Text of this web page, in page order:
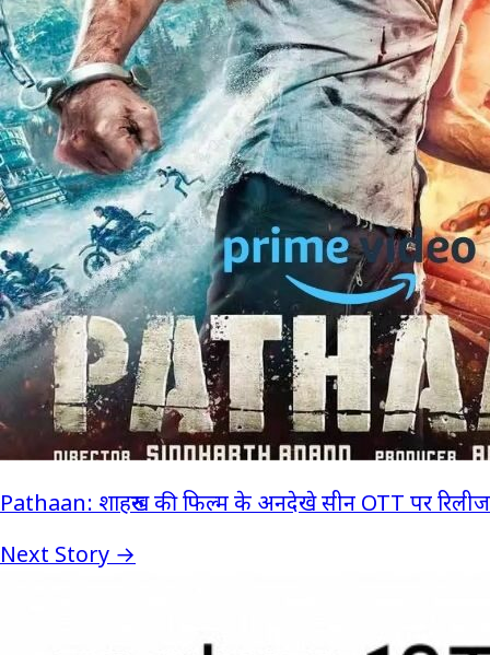
Pathaan: शाहरुख की फिल्म के अनदेखे सीन OTT पर रिलीज
Next Story →